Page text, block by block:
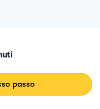
passo